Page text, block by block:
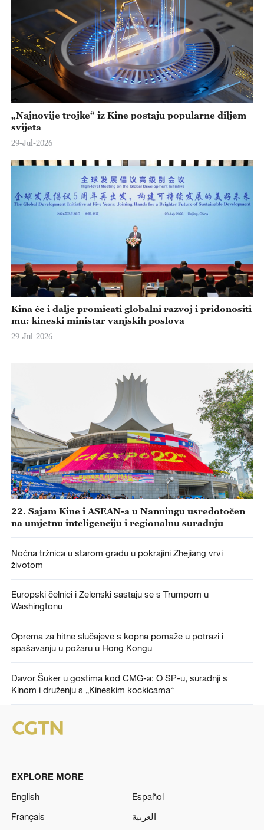
„Najnovije trojke“ iz Kine postaju popularne diljem
svijeta
29-Jul-2026
Kina će i dalje promicati globalni razvoj i pridonositi
mu: kineski ministar vanjskih poslova
29-Jul-2026
22. Sajam Kine i ASEAN-a u Nanningu usredotočen
na umjetnu inteligenciju i regionalnu suradnju
Noćna tržnica u starom gradu u pokrajini Zhejiang vrvi
životom
Europski čelnici i Zelenski sastaju se s Trumpom u
Washingtonu
Oprema za hitne slučajeve s kopna pomaže u potrazi i
spašavanju u požaru u Hong Kongu
Davor Šuker u gostima kod CMG-a: O SP-u, suradnji s
Kinom i druženju s „Kineskim kockicama“
EXPLORE MORE
English
Español
Français
العربية